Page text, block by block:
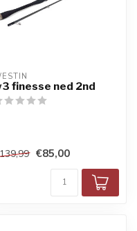
finesse ned 2nd
€85,00